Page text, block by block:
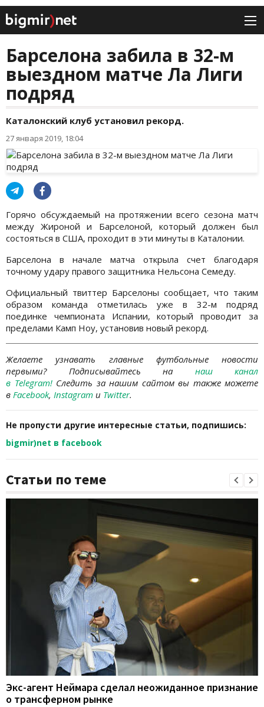
Барселона забила в 32-м
выездном матче Ла Лиги
подряд
Каталонский клуб установил рекорд.
27 января 2019, 18:04
Горячо обсуждаемый на протяжении всего сезона матч
между Жироной и Барселоной, который должен был
состояться в США, проходит в эти минуты в Каталонии.
Барселона в начале матча открыла счет благодаря
точному удару правого защитника Нельсона Семеду.
Официальный твиттер Барселоны сообщает, что таким
образом команда отметилась уже в 32-м подряд
поединке чемпионата Испании, который проводит за
пределами Камп Ноу, установив новый рекорд.
Желаете узнавать главные футбольные новости
первыми? Подписывайтесь на наш канал
в Telegram!Следить за нашим сайтом вы также можете
в Facebook, Instagram и Twitter.
Не пропусти другие интересные статьи, подпишись:
bigmir)net в facebook
Статьи по теме
Экс-агент Неймара сделал неожиданное признание
о трансферном рынке